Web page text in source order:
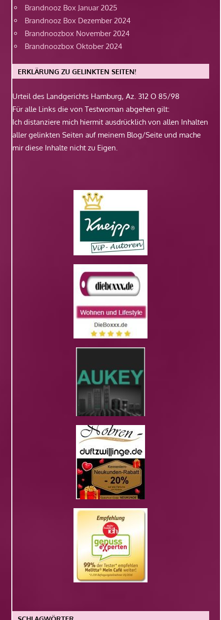
Brandnooz Box Januar 2025
Brandnooz Box Dezember 2024
Brandnoozbox November 2024
Brandnoozbox Oktober 2024
ERKLÄRUNG ZU GELINKTEN SEITEN!
Urteil des Landgerichts Hamburg, Az. 312 O 85/98
Für alle Links die von Testwoman abgehen gilt:
Ich distanziere mich hiermit ausdrücklich von allen Inhalten
aller gelinkten Seiten auf meinem Blog/Seite und mache
mir diese Inhalte nicht zu Eigen.